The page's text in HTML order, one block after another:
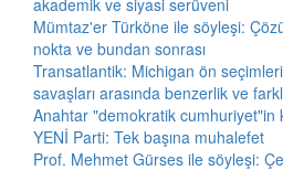
akademik ve siyasi serüveni
Mümtaz'er Türköne ile söyleşi:
nokta ve bundan sonrası
Transatlantik: Michigan ön
savaşları arasında benzerlik ve
Anahtar "demokratik cumhuriyet"in
YENİ Parti: Tek başına muhalefet
Prof. Mehmet Gürses ile söyleşi: